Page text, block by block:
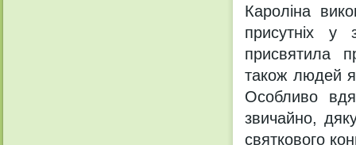
Кароліна
присутніх у
присвятила
також людей
Особливо
звичайно,
святкового